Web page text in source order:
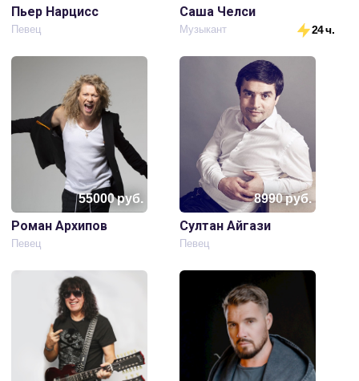
Пьер Нарцисс
Певец
Саша Челси
Музыкант 24 ч.
55000руб.
Роман Архипов
Певец
8990руб.
Султан Айгази
Певец